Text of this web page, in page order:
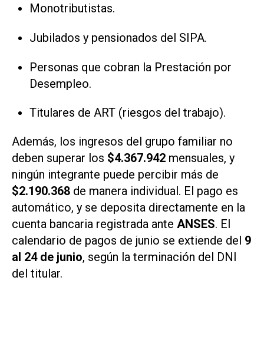
Monotributistas.
Jubilados y pensionados del SIPA.
Personas que cobran la Prestación por
Desempleo.
Titulares de ART (riesgos del trabajo).
Además, los ingresos del grupo familiar no
deben superar los $4.367.942 mensuales, y
ningún integrante puede percibir más de
$2.190.368 de manera individual. El pago es
automático, y se deposita directamente en la
cuenta bancaria registrada ante ANSES. El
calendario de pagos de junio se extiende del 9
al 24 de junio, según la terminación del DNI
del titular.